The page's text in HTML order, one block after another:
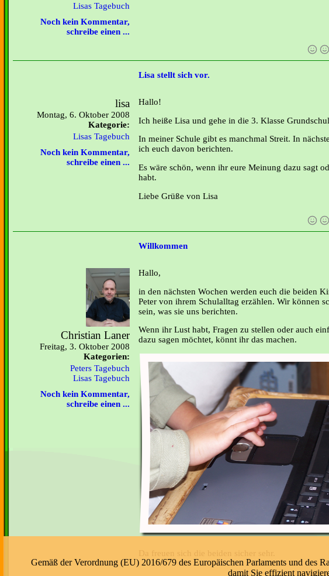
Lisas Tagebuch
Noch kein Kommentar,
schreibe einen ...
Lisa stellt sich vor.
lisa
Montag, 6. Oktober 2008
Kategorie:
Lisas Tagebuch
Noch kein Kommentar,
schreibe einen ...
Hallo!
Ich heiße Lisa und gehe in die 3. Klasse
In meiner Schule gibt es manchmal Streit. In
ich euch davon berichten.
Es wäre schön, wenn ihr eure Meinung dazu sagt
habt.
Liebe Grüße von Lisa
Willkommen
Christian Laner
Freitag, 3. Oktober 2008
Kategorien:
Peters Tagebuch
Lisas Tagebuch
Noch kein Kommentar,
schreibe einen ...
Hallo,
in den nächsten Wochen werden euch die beiden
Peter von ihrem Schulalltag erzählen. Wir können
sein, was sie uns berichten.
Wenn ihr Lust habt, Fragen zu stellen oder auch
dazu sagen möchtet, könnt ihr das machen.
Gemäß der Verordnung (EU) 2016/679 des Europäischen Parlaments und des
damit Sie effizient